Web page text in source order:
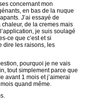
concernant mon
en bas de la nuque
J’ai essayé de
de la cremes mais
je suis soulagé
ce que c’est et si
dire les raisons, les
pourquoi je ne vais
tout simplement parce que
avant 1 mois et j’aimerai
quand même.